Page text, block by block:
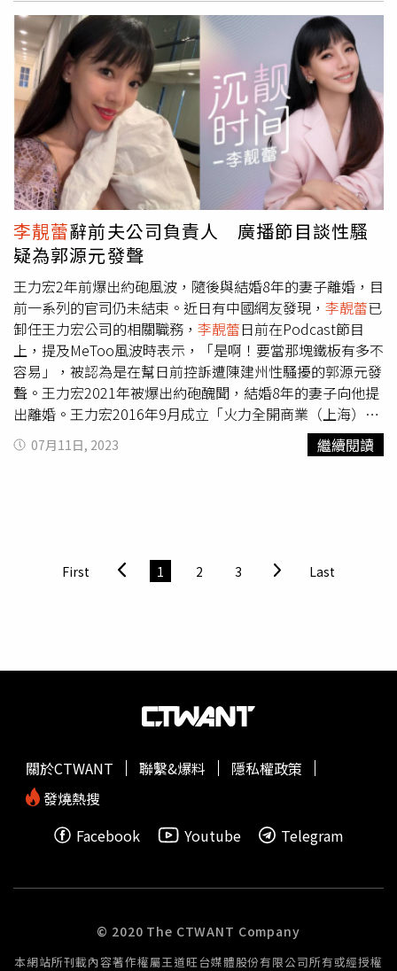
音樂，證明他自己。」王力宏預告演唱會將回歸音樂本質。
（圖／寬魚國際提供）演唱會邀請香港演唱會之父金廣誠出
任總監，連同香港的燈光設計師團隊，以及香港著名舞台設
計大師周炳坤，充分展現演唱會「ONE」的主題；並邀請
「吉他之神」Jamie Wilson領軍，組成國際神級樂手的「天
團」，與王力宏同台飆技。Jamie Wilson自從2006年的
「蓋世英雄 世界巡迴演唱會」開始，一直與王力宏合作無
間，王力宏曾讚嘆：「Jamie從來不曾彈錯一個音符、一個
和弦。」演唱會門票7月29日中午12點開賣，購票請洽
KKTIX售票系統。
李靚蕾辭前夫公司負責人 廣播節目談性騷
疑為郭源元發聲
王力宏2年前爆出約砲風波，隨後與結婚8年的妻子離婚，目
前一系列的官司仍未結束。近日有中國網友發現， 李靚蕾已
卸任王力宏公司的相關職務， 李靚蕾日前在Podcast節目
上，提及MeToo風波時表示，「是啊！要當那塊鐵板有多不
容易」，被認為是在幫日前控訴遭陳建州性騷擾的郭源元發
聲。王力宏2021年被爆出約砲醜聞，結婚8年的妻子向他提
出離婚。王力宏2016年9月成立「火力全開商業（上海）有
限公司」，在兩人離婚前，公司一直由
打理。根據中
國媒體《鳳凰網娛樂》報導，有網友從「天眼查」程式中，
澄清，黑人夫婦和前夫關係清白。最近陳建州遭到多名女藝
人爆出性騷擾醜聞，曾為黑澀會成員的郭源元出面聲援大
需要面對的可能比我們想像的更多」並表示郭源元不讓大牙
為是在為郭源元聲援。
07月11日, 2023 繼續閱讀
First 1 2 3 Last
關於CTWANT 聯繫&爆料
隱私權政策
發燒熱搜
Facebook
Youtube Telegram
© 2020 The CTWANT Company
本網站所刊載內容著作權屬王道旺台媒體股份有限公司所有或經授權